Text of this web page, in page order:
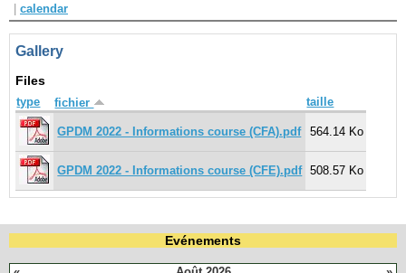
calendar
Gallery
Files
type fichier taille
GPDM 2022 - Informations course (CFA).pdf 564.14 Ko
GPDM 2022 - Informations course (CFE).pdf 508.57 Ko
Evénements